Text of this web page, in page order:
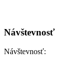
Návštevnosť
Návštevnosť: